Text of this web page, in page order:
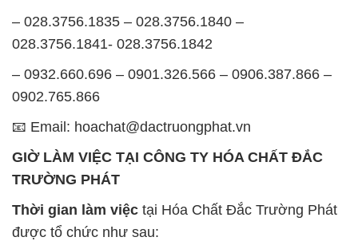
– 028.3756.1835 – 028.3756.1840 –
028.3756.1841- 028.3756.1842
– 0932.660.696 – 0901.326.566 – 0906.387.866 –
0902.765.866
📧 Email: hoachat@dactruongphat.vn
GIỜ LÀM VIỆC TẠI CÔNG TY HÓA CHẤT ĐẮC
TRƯỜNG PHÁT
Thời gian làm việc tại Hóa Chất Đắc Trường Phát
được tổ chức như sau: